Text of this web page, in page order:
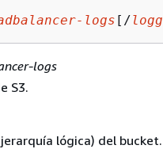
logs [/
logs
S3.
lógica) del